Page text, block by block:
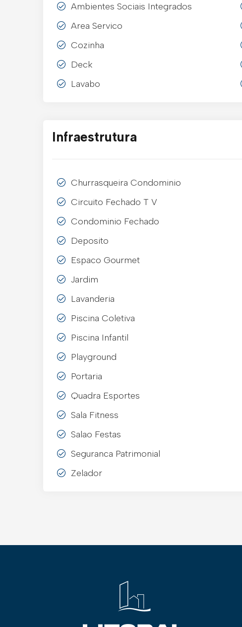
Ambientes Sociais Integrados
Area Servico
Cozinha
Deck
Lavabo
Infraestrutura
Churrasqueira Condominio
Circuito Fechado T V
Condominio Fechado
Deposito
Espaco Gourmet
Jardim
Lavanderia
Piscina Coletiva
Piscina Infantil
Playground
Portaria
Quadra Esportes
Sala Fitness
Salao Festas
Seguranca Patrimonial
Zelador